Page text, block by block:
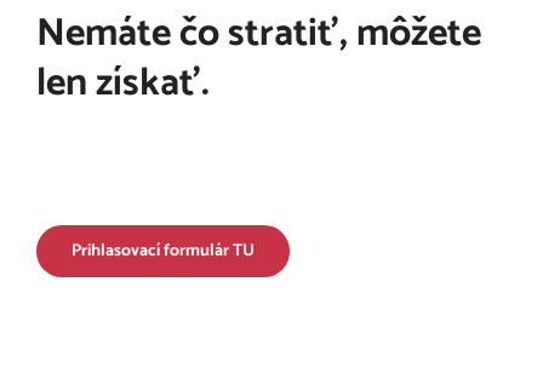
Nemáte čo stratiť, môžete
len získať.
Prihlasovací formulár TU